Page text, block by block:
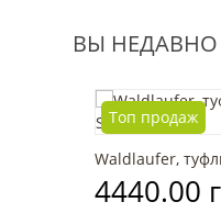
ВЫ
Топ продаж
Waldlaufer,
4440.00